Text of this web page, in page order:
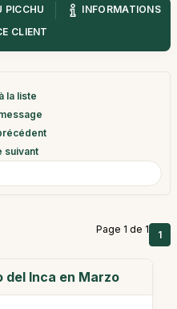
PICCHU
INFORMATIONS
CLIENT
la liste
suivant
Page 1 de 1 1
del Inca en Marzo